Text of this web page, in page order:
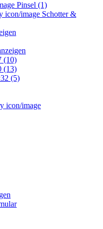
Pinsel (1)
Schotter &
(10)
(13)
(5)